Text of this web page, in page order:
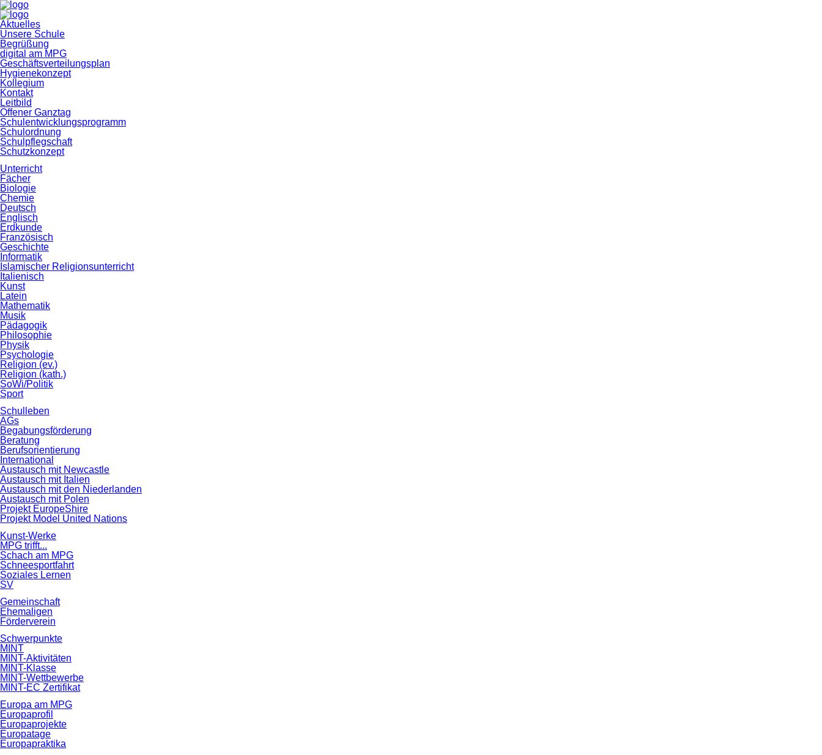
Navigation
überspringen
Aktuelles
Unsere Schule
Begrüßung
digital am MPG
Geschäftsverteilungsplan
Hygienekonzept
Kollegium
Kontakt
Leitbild
Offener Ganztag
Schulentwicklungsprogramm
Schulordnung
Schulpflegschaft
Schutzkonzept
Unterricht
Fächer
Biologie
Chemie
Deutsch
Englisch
Erdkunde
Französisch
Geschichte
Informatik
Islamischer Religionsunterricht
Italienisch
Kunst
Latein
Mathematik
Musik
Pädagogik
Philosophie
Physik
Psychologie
Religion (ev.)
Religion (kath.)
SoWi/Politik
Sport
Schulleben
AGs
Begabungsförderung
Beratung
Berufsorientierung
International
Austausch mit Newcastle
Austausch mit Italien
Austausch mit den Niederlanden
Austausch mit Polen
Projekt EuropeShire
Projekt Model United Nations
Kunst-Werke
MPG trifft...
Schach am MPG
Schneesportfahrt
Soziales Lernen
SV
Gemeinschaft
Ehemaligen
Förderverein
Schwerpunkte
MINT
MINT-Aktivitäten
MINT-Klasse
MINT-Wettbewerbe
MINT-EC Zertifikat
Europa am MPG
Europaprofil
Europaprojekte
Europatage
Europapraktika